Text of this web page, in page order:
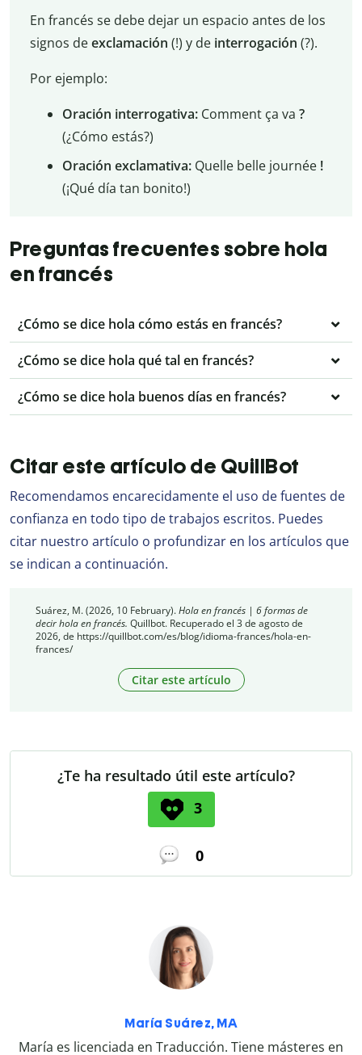
En francés se debe dejar un espacio antes de los
signos deexclamación (!) y de interrogación (?).
Por ejemplo:
Oración interrogativa:Comment ça va ?
(¿Cómo estás?)
Oración exclamativa:Quelle belle journée !
(¡Qué día tan bonito!)
Preguntas frecuentes sobre hola
en francés
¿Cómo se dice hola cómo estás en francés?
¿Cómo se dice hola qué tal en francés?
¿Cómo se dice hola buenos días en francés?
Citar este artículo de QuillBot
Recomendamos encarecidamente el uso de fuentes de
confianza en todo tipo de trabajos escritos. Puedes
citar nuestro artículo o profundizar en los artículos que
se indican a continuación.
Suárez, M. (2026, 10 February).Hola en francés | 6 formas de
decir hola en francés. Quillbot. Recuperado el 3 de agosto de
2026, de https://quillbot.com/es/blog/idioma-frances/hola-en-
frances/
Citar este artículo
¿Te ha resultado útil este artículo?
3
0
María Suárez, MA
María es licenciada en Traducción. Tiene másteres en